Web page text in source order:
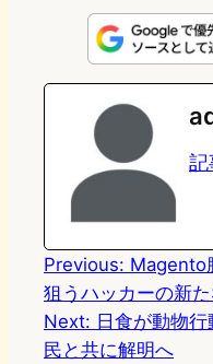
n
e
s
t
o
d
n
記
Previous: Magento
狙うハッカーの新
Next: 日食が動物
民と共に解明へ